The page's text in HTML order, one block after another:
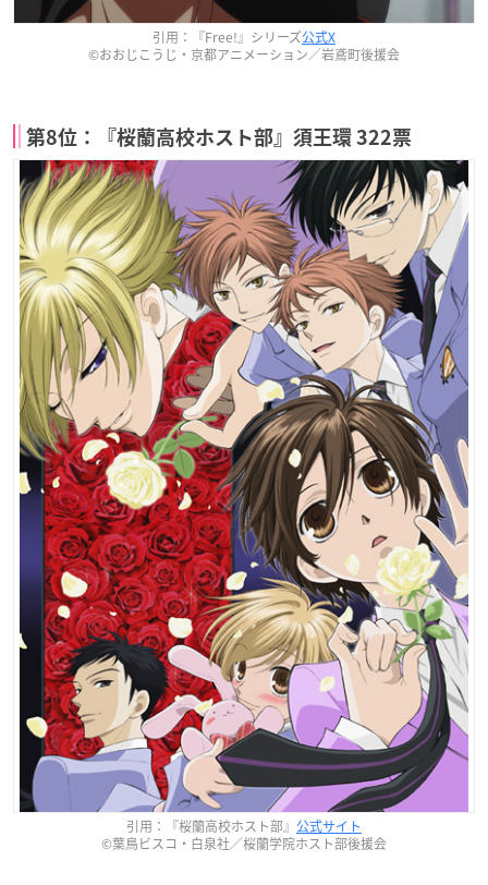
引用：『Free!』シリーズ公式X
©おおじこうじ・京都アニメーション／岩鳶町後援会
第8位：『桜蘭高校ホスト部』須王環 322票
引用：『桜蘭高校ホスト部』 公式サイト
©葉鳥ビスコ・白泉社／桜蘭学院ホスト部後援会